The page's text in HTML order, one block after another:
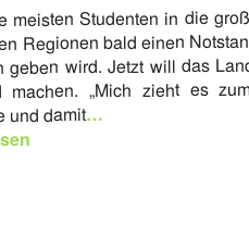
meisten Studenten in die
Regionen bald einen
geben wird. Jetzt will das
machen. „Mich zieht es
und damit…